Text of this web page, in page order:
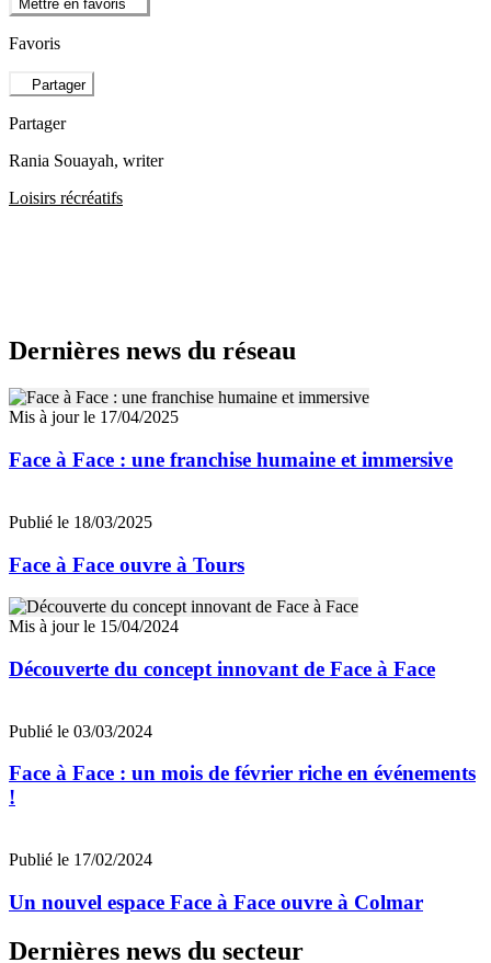
Mettre en favoris
Favoris
Partager
Partager
Rania Souayah, writer
Loisirs récréatifs
Dernières news du réseau
Mis à jour le 17/04/2025
Face à Face : une franchise humaine et immersive
Publié le 18/03/2025
Face à Face ouvre à Tours
Mis à jour le 15/04/2024
Découverte du concept innovant de Face à Face
Publié le 03/03/2024
Face à Face : un mois de février riche en événements
!
Publié le 17/02/2024
Un nouvel espace Face à Face ouvre à Colmar
Dernières news du secteur